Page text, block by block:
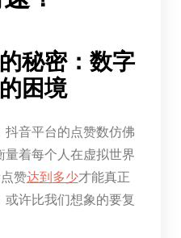
秘密：数字
困境
抖音平台的点赞数仿佛
量着每个人在虚拟世界
赞达到 多少才能真正
或许比我们想象的要复